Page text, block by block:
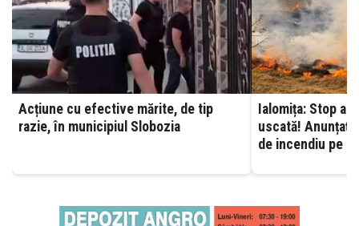
Acțiune cu efective mărite, de tip
razie, în municipiul Slobozia
Ialomița: Stop
uscată! Anunțați
de incendiu pe